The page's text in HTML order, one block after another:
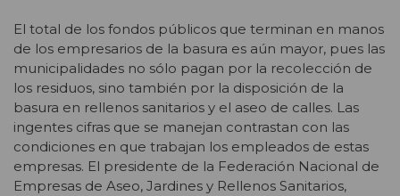
El total de los fondos públicos que terminan en manos
de los empresarios de la basura es aún mayor, pues las
municipalidades no sólo pagan por la recolección de
los residuos, sino también por la disposición de la
basura en rellenos sanitarios y el aseo de calles. Las
ingentes cifras que se manejan contrastan con las
condiciones en que trabajan los empleados de estas
empresas. El presidente de la Federación Nacional de
Empresas de Aseo, Jardines y Rellenos Sanitarios,